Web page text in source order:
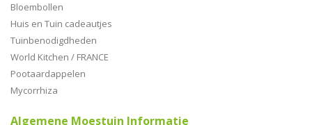
Bloembollen
Huis en Tuin cadeautjes
Tuinbenodigdheden
World Kitchen / FRANCE
Pootaardappelen
Mycorrhiza
Algemene Moestuin Informatie